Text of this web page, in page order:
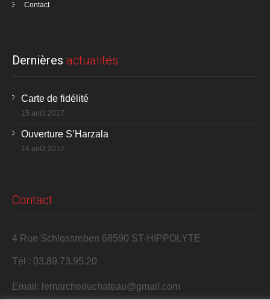
Contact
Dernières actualités
Carte de fidélité
15 août 2017
Ouverture S’Harzala
14 août 2017
Contact
4 Rue Schlossreben 68590 ST-HIPPOLYTE
Tél : 03.89.73.95.20
Email: lemarcheduchateau@gmail.com